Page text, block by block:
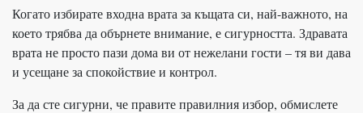
Когато избирате входна врата за къщата си, най-важното, на
което трябва да обърнете внимание, е сигурността. Здравата
врата не просто пази дома ви от нежелани гости – тя ви дава
и усещане за спокойствие и контрол.
За да сте сигурни, че правите правилния избор, обмислете